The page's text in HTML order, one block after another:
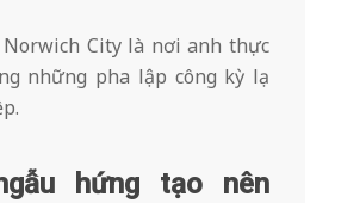
City là nơi anh thực
những pha lập công kỳ lạ
hứng tạo nên